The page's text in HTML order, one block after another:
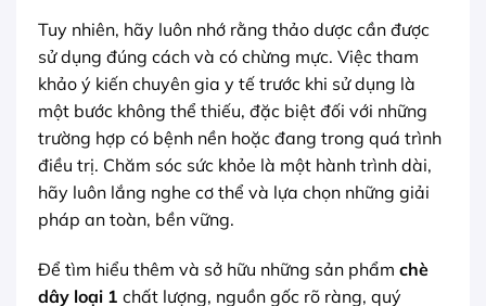
Tuy nhiên, hãy luôn nhớ rằng thảo dược cần được
sử dụng đúng cách và có chừng mực. Việc tham
khảo ý kiến chuyên gia y tế trước khi sử dụng là
một bước không thể thiếu, đặc biệt đối với những
trường hợp có bệnh nền hoặc đang trong quá trình
điều trị. Chăm sóc sức khỏe là một hành trình dài,
hãy luôn lắng nghe cơ thể và lựa chọn những giải
pháp an toàn, bền vững.
Để tìm hiểu thêm và sở hữu những sản phẩm chè
dây loại 1 chất lượng, nguồn gốc rõ ràng, quý